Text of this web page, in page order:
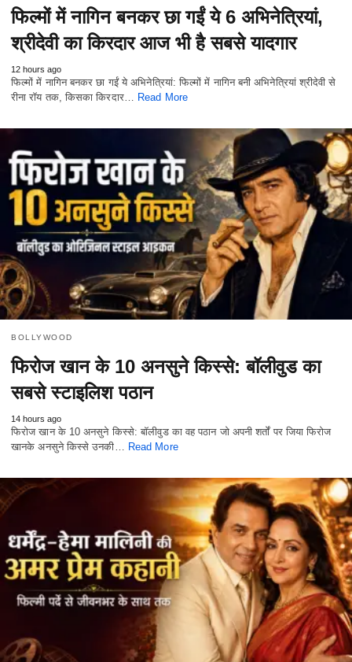
फिल्मों में नागिन बनकर छा गईं ये 6 अभिनेत्रियां,
श्रीदेवी का किरदार आज भी है सबसे यादगार
12 hours ago
फिल्मों में नागिन बनकर छा गईं ये अभिनेत्रियां: फिल्मों में नागिन बनी अभिनेत्रियां श्रीदेवी से
रीना रॉय तक, किसका किरदार…
Read More
BOLLYWOOD
फिरोज खान के 10 अनसुने किस्से: बॉलीवुड का
सबसे स्टाइलिश पठान
14 hours ago
फिरोज खान के 10 अनसुने किस्से: बॉलीवुड का वह पठान जो अपनी शर्तों पर जिया फिरोज
खानके अनसुने किस्से उनकी… Read More